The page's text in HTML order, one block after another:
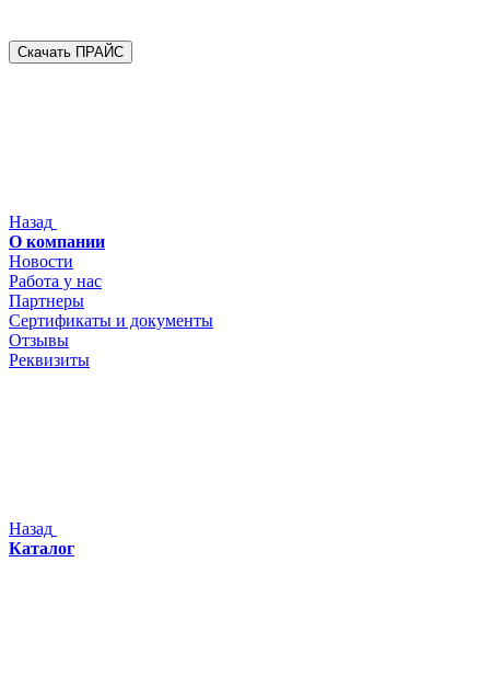
Скачать ПРАЙС
Назад
О компании
Новости
Работа у нас
Партнеры
Сертификаты и документы
Отзывы
Реквизиты
Назад
Каталог